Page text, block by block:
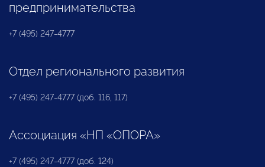
предпринимательства
+7 (495) 247-4777
Отдел регионального развития
+7 (495) 247-4777 (доб. 116, 117)
Ассоциация «НП «ОПОРА»
+7 (495) 247-4777 (доб. 124)